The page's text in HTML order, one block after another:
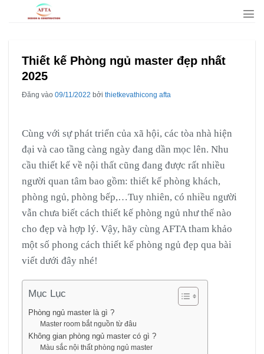
Thiết kế Phòng ngủ master đẹp nhất
2025
Đăng vào 09/11/2022 bởi thietkevathicong afta
Cùng với sự phát triển của xã hội, các tòa nhà hiện
đại và cao tầng càng ngày đang dần mọc lên. Nhu
cầu thiết kế về nội thất cũng đang được rất nhiều
người quan tâm bao gồm: thiết kế phòng khách,
phòng ngủ, phòng bếp,…Tuy nhiên, có nhiều người
vẫn chưa biết cách thiết kế phòng ngủ như thế nào
cho đẹp và hợp lý. Vậy, hãy cùng AFTA tham khảo
một số phong cách thiết kế phòng ngủ đẹp qua bài
viết dưới đây nhé!
Mục Lục
Phòng ngủ master là gì ?
Master room bắt nguồn từ đâu
Không gian phòng ngủ master có gì ?
Màu sắc nội thất phòng ngủ master